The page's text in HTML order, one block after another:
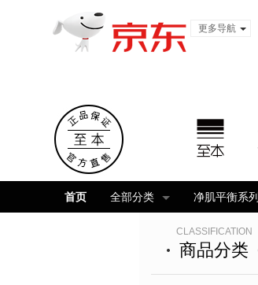
更多导航
首页 全部分类 净肌平衡系列
CLASSIFICATION
商品分类